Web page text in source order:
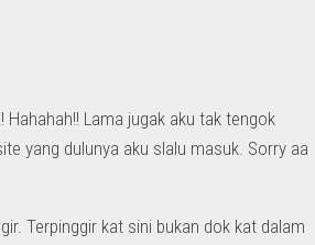
Lama jugak aku tak tengok
yang dulunya aku slalu masuk. Sorry aa
Terpinggir kat sini bukan dok kat dalam